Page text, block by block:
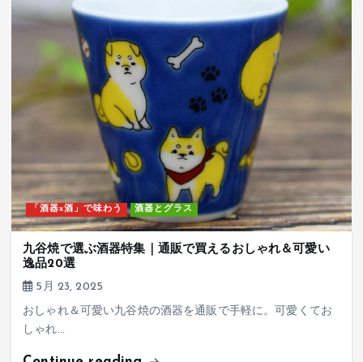
「酒器x酒」で味わう 酒器とグラス
九谷焼で選ぶ酒器特集｜通販で買えるおしゃれ＆可愛い
逸品20選
5月 23, 2025
おしゃれ＆可愛い九谷焼の酒器を通販で手軽に。可愛くてお
しゃれ…